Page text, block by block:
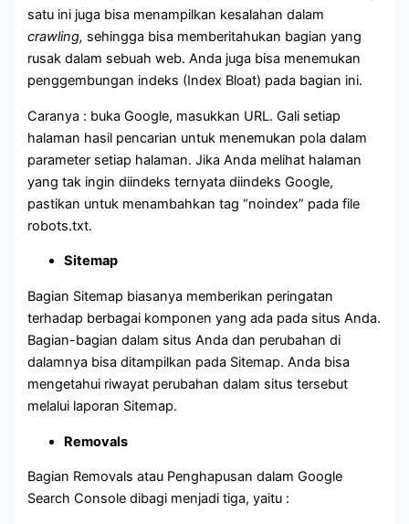
satu ini juga bisa menampilkan kesalahan dalam
crawling, sehingga bisa memberitahukan bagian yang
rusak dalam sebuah web. Anda juga bisa menemukan
penggembungan indeks (Index Bloat) pada bagian ini.
Caranya : buka Google, masukkan URL. Gali setiap
halaman hasil pencarian untuk menemukan pola dalam
parameter setiap halaman. Jika Anda melihat halaman
yang tak ingin diindeks ternyata diindeks Google,
pastikan untuk menambahkan tag “noindex” pada file
robots.txt.
Sitemap
Bagian Sitemap biasanya memberikan peringatan
terhadap berbagai komponen yang ada pada situs Anda.
Bagian-bagian dalam situs Anda dan perubahan di
dalamnya bisa ditampilkan pada Sitemap. Anda bisa
mengetahui riwayat perubahan dalam situs tersebut
melalui laporan Sitemap.
Removals
Bagian Removals atau Penghapusan dalam Google
Search Console dibagi menjadi tiga, yaitu :